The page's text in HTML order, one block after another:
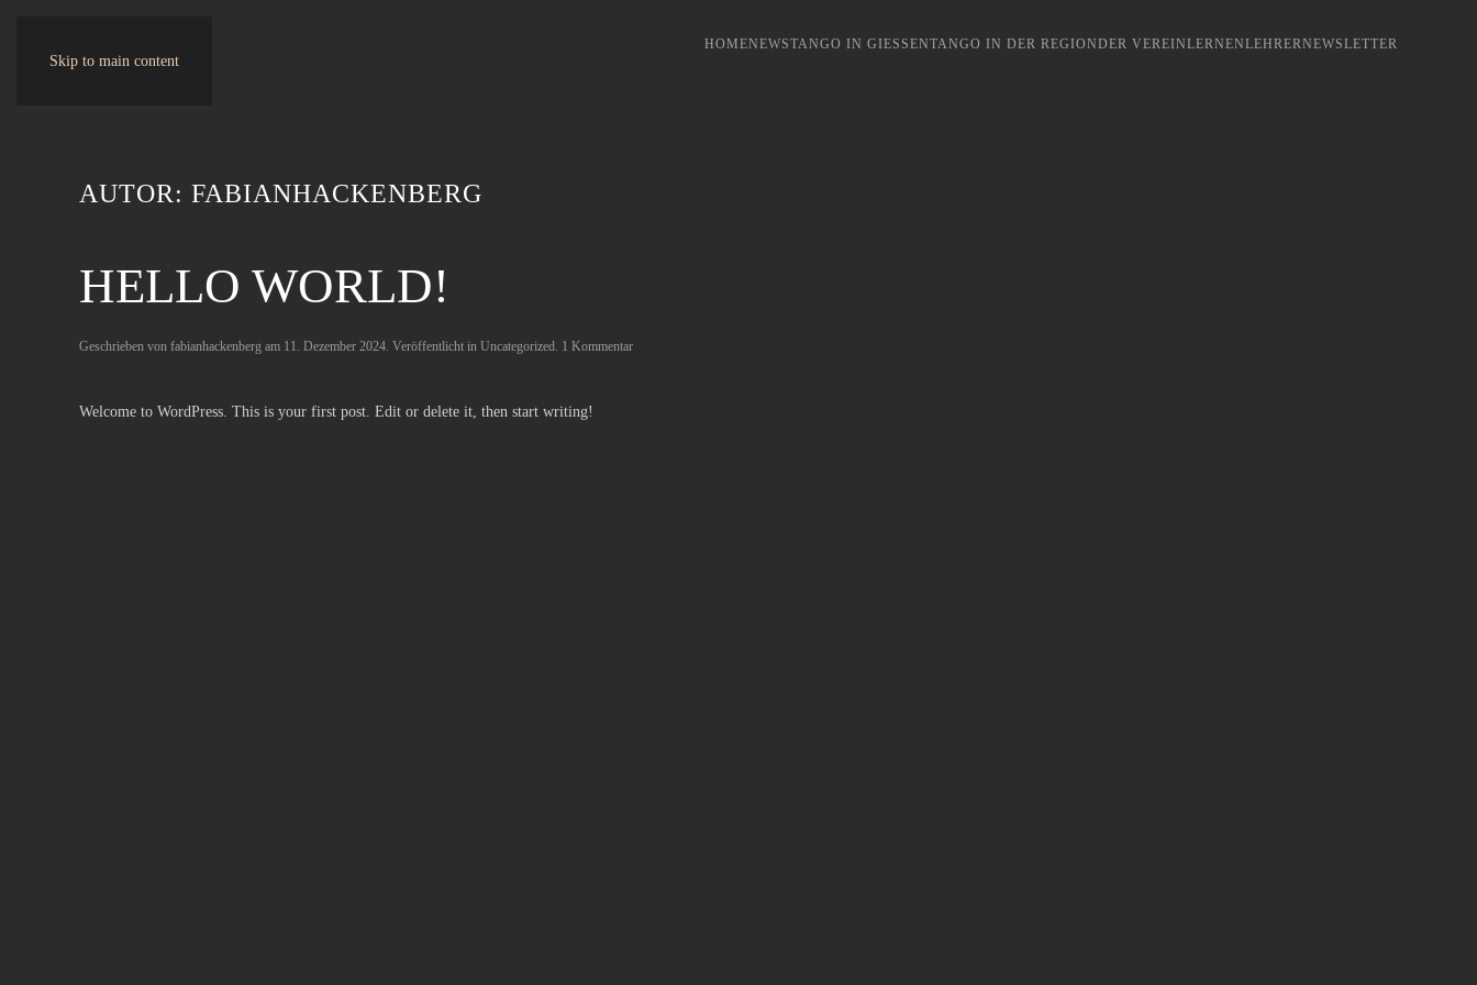
Skip to main content
HOMENEWSTANGO IN GIESSENTANGO IN DER REGIONDER VEREINLERNENLEHRERNEWSLETTER
AUTOR: FABIANHACKENBERG
HELLO WORLD!
Geschrieben von fabianhackenberg am 11. Dezember 2024. Veröffentlicht in Uncategorized. 1 Kommentarzu
Welcome to WordPress. This is your first post. Edit or delete it, then start writing!